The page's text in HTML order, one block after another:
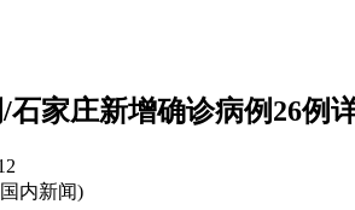
家庄新增确诊病例26例
内新闻)